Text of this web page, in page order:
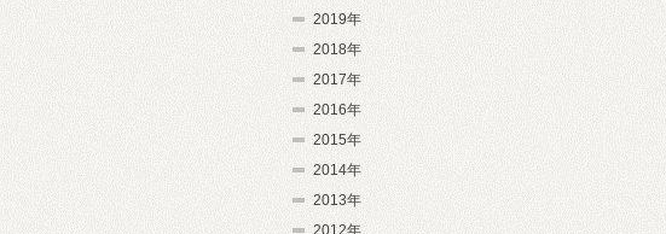
2019年
2018年
2017年
2016年
2015年
2014年
2013年
2012年